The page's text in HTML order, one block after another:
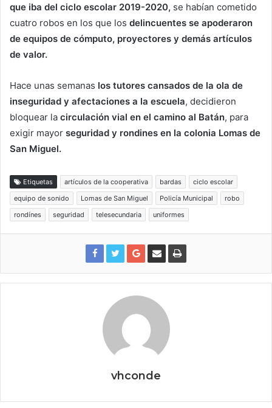
que iba del ciclo escolar 2019-2020, se habían cometido
cuatro robos en los que los delincuentes se apoderaron
de equipos de cómputo, proyectores y demás artículos
de valor.
Hace unas semanas los tutores cansados de la ola de
inseguridad y afectaciones a la escuela, decidieron
bloquear la circulación vial en el camino al Batán, para
exigir mayor seguridad y rondines en la colonia Lomas de
San Miguel.
Etiquetas artículos de la cooperativa bardas
ciclo escolar
equipo de sonido
Lomas de San Miguel Policía Municipal
robo
rondínes
seguridad telesecundaria uniformes
vhconde